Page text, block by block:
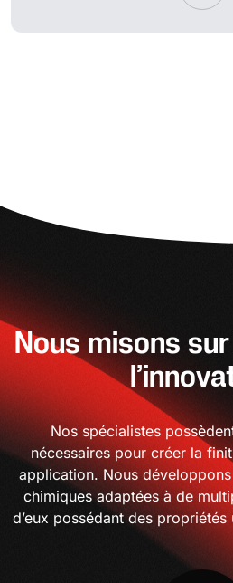
Nous misons
Nos spécialistes
nécessaires pour créer la
application. Nous
chimiques adaptées à de
d’eux possédant des